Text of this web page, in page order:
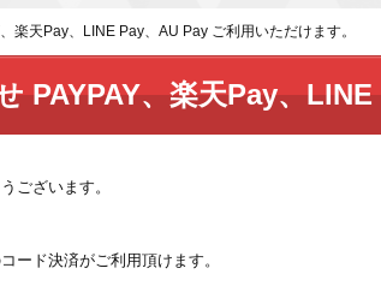
楽天Pay、LINE Pay、AU Pay ご利用いただけます。
PAYPAY、楽天Pay、
ございます。
ード決済がご利用頂けます。